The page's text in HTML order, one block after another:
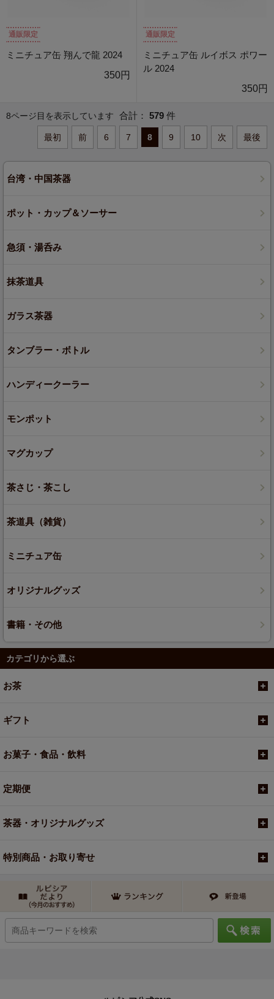
通販限定
ミニチュア缶 翔んで龍 2024
350円
通販限定
ミニチュア缶 ルイボス ポワー
ル 2024
350円
8ページ目を表示しています 合計： 579 件
最初 前 6 7 8 9 10 次 最後
台湾・中国茶器
ポット・カップ＆ソーサー
急須・湯呑み
抹茶道具
ガラス茶器
タンブラー・ボトル
ハンディークーラー
モンポット
マグカップ
茶さじ・茶こし
茶道具（雑貨）
ミニチュア缶
オリジナルグッズ
書籍・その他
カテゴリから選ぶ
お茶
ギフト
お菓子・食品・飲料
定期便
茶器・オリジナルグッズ
特別商品・お取り寄せ